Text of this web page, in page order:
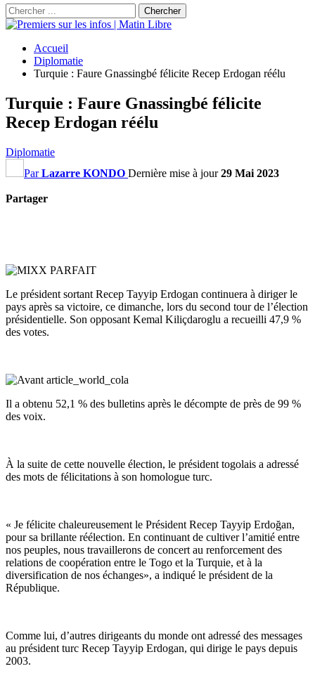
Accueil
Diplomatie
Turquie : Faure Gnassingbé félicite Recep Erdogan réélu
Turquie : Faure Gnassingbé félicite
Recep Erdogan réélu
Diplomatie
ParLazarre KONDO Dernière mise à jour29 Mai 2023
Partager
Le président sortant Recep Tayyip Erdogan continuera à diriger le
pays après sa victoire, ce dimanche, lors du second tour de l’élection
présidentielle. Son opposant Kemal Kiliçdaroglu a recueilli 47,9 %
des votes.
Il a obtenu 52,1 % des bulletins après le décompte de près de 99 %
des voix.
À la suite de cette nouvelle élection, le président togolais a adressé
des mots de félicitations à son homologue turc.
« Je félicite chaleureusement le Président Recep Tayyip Erdoğan,
pour sa brillante réélection. En continuant de cultiver l’amitié entre
nos peuples, nous travaillerons de concert au renforcement des
relations de coopération entre le Togo et la Turquie, et à la
diversification de nos échanges», a indiqué le président de la
République.
Comme lui, d’autres dirigeants du monde ont adressé des messages
au président turc Recep Tayyip Erdogan, qui dirige le pays depuis
2003.